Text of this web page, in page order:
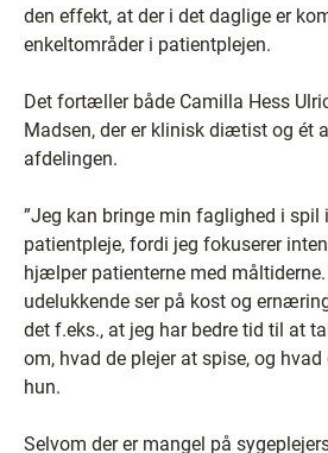
den effekt, at der i det daglige er
enkeltområder i patientplejen.
Det fortæller både Camilla Hess
Madsen, der er klinisk diætist og ét
afdelingen.
”Jeg kan bringe min faglighed i spil
patientpleje, fordi jeg fokuserer
hjælper patienterne med
udelukkende ser på kost og
det f.eks., at jeg har bedre tid til at
om, hvad de plejer at spise, og hvad
hun.
Selvom der er mangel på